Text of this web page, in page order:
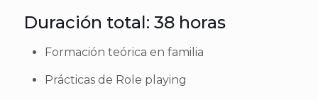
Duración total: 38 horas
Formación teórica en familia
Prácticas de Role playing